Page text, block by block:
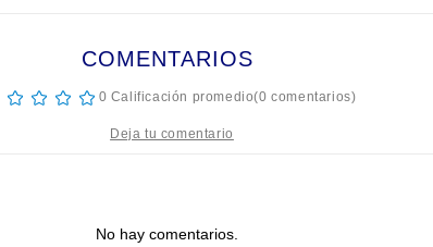
COMENTARIOS
☆ ☆ ☆ ☆ 0 Calificación promedio(0 comentarios)
No hay comentarios.